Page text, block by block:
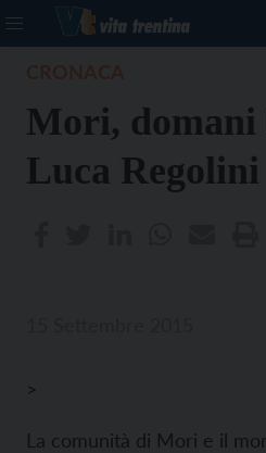
Mori, domani
Luca Regolini
>
La comunità di Mori e il